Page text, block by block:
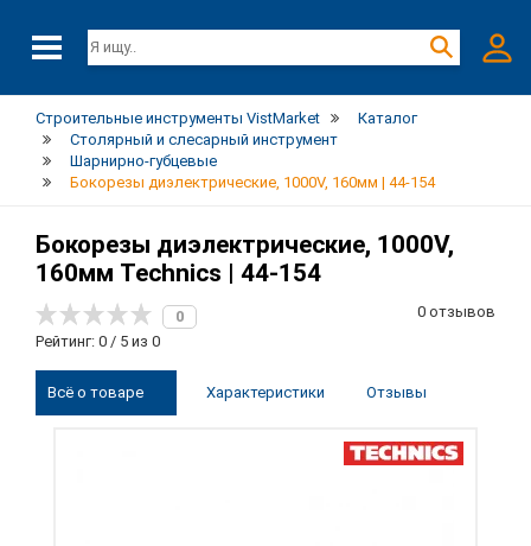
Строительные инструменты VistMarket
Каталог
Столярный и слесарный инструмент
Шарнирно-губцевые
Бокорезы диэлектрические, 1000V, 160мм | 44-154
Бокорезы диэлектрические, 1000V,
160мм Technics | 44-154
0
Рейтинг: 0 / 5 из 0
0 отзывов
Всё о товаре Характеристики Отзывы